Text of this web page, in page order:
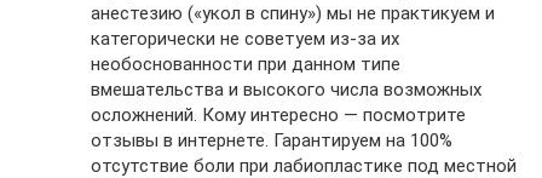
анестезию («укол в спину») мы не практикуем и
категорически не советуем из-за их
необоснованности при данном типе
вмешательства и высокого числа возможных
осложнений. Кому интересно — посмотрите
отзывы в интернете. Гарантируем на 100%
отсутствие боли при лабиопластике под местной